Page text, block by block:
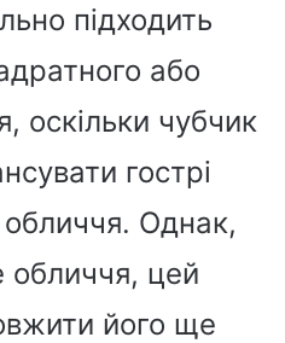
підходить
або
оскільки чубчик
гострі
Однак,
обличчя, цей
його ще